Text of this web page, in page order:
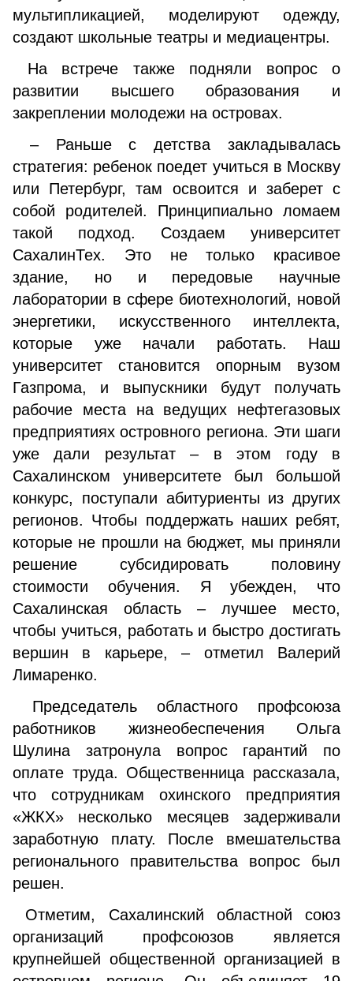
мультипликацией, моделируют одежду,
создают школьные театры и медиацентры.
На встрече также подняли вопрос о
развитии высшего образования и
закреплении молодежи на островах.
– Раньше с детства закладывалась
стратегия: ребенок поедет учиться в Москву
или Петербург, там освоится и заберет с
собой родителей. Принципиально ломаем
такой подход. Создаем университет
СахалинТех. Это не только красивое
здание, но и передовые научные
лаборатории в сфере биотехнологий, новой
энергетики, искусственного интеллекта,
которые уже начали работать. Наш
университет становится опорным вузом
Газпрома, и выпускники будут получать
рабочие места на ведущих нефтегазовых
предприятиях островного региона. Эти шаги
уже дали результат – в этом году в
Сахалинском университете был большой
конкурс, поступали абитуриенты из других
регионов. Чтобы поддержать наших ребят,
которые не прошли на бюджет, мы приняли
решение субсидировать половину
стоимости обучения. Я убежден, что
Сахалинская область – лучшее место,
чтобы учиться, работать и быстро достигать
вершин в карьере, – отметил Валерий
Лимаренко.
Председатель областного профсоюза
работников жизнеобеспечения Ольга
Шулина затронула вопрос гарантий по
оплате труда. Общественница рассказала,
что сотрудникам охинского предприятия
«ЖКХ» несколько месяцев задерживали
заработную плату. После вмешательства
регионального правительства вопрос был
решен.
Отметим, Сахалинский областной союз
организаций профсоюзов является
крупнейшей общественной организацией в